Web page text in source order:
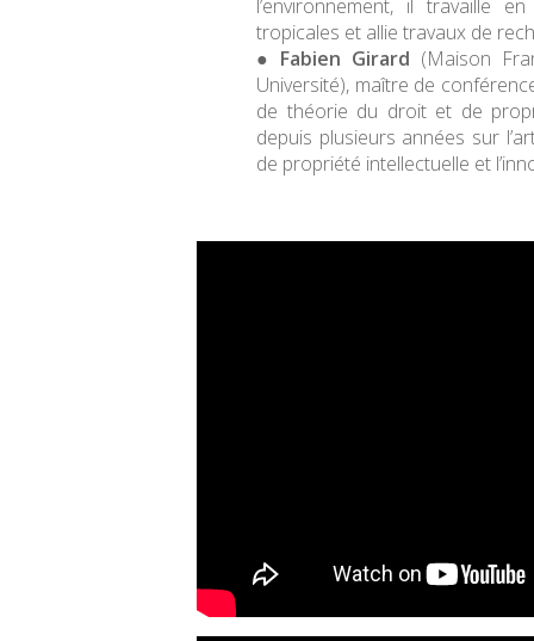
l’environnement, il travaille
tropicales et allie travaux de
Fabien Girard (Maison
Université), maître de
de théorie du droit et de
depuis plusieurs années sur
de propriété intellectuelle et